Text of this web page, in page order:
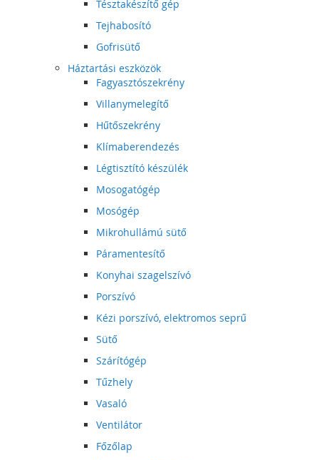
Tésztakészítő gép
Tejhabosító
Gofrisütő
Háztartási eszközök
Fagyasztószekrény
Villanymelegítő
Hűtőszekrény
Klímaberendezés
Légtisztító készülék
Mosogatógép
Mosógép
Mikrohullámú sütő
Páramentesítő
Konyhai szagelszívó
Porszívó
Kézi porszívó, elektromos seprű
Sütő
Szárítógép
Tűzhely
Vasaló
Ventilátor
Főzőlap